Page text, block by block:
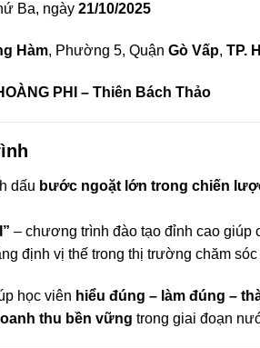
Ba, ngày 21/10/2025
Hàm, Phường 5, Quận Gò Vấp, TP.
PHI – Thiên Bách Thảo
dấu bước ngoặt lớn trong chiến
– chương trình đào tạo đỉnh cao giúp
định vị thế trong thị trường chăm
học viên hiểu đúng – làm đúng –
thu bền vững trong giai đoạn